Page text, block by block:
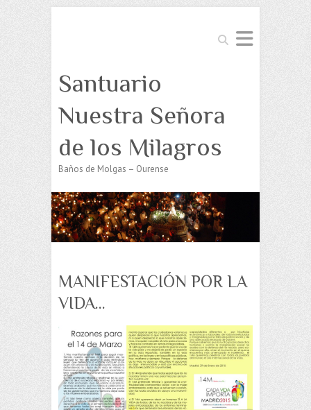
Buscar
Santuario
Nuestra Señora
de los Milagros
Baños de Molgas – Ourense
MANIFESTACIÓN POR LA
VIDA…